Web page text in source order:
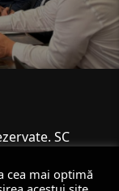
SC
cea mai optimă